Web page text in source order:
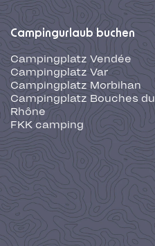
Campingurlaub buchen
Campingplatz Vendée
Campingplatz Var
Campingplatz Morbihan
Campingplatz Bouches du
Rhône
FKK camping